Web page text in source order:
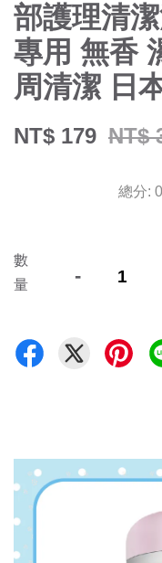
部護理清
專用 無香
周清潔 日
NT$ 179 NT$
總分: 0
數
量
-